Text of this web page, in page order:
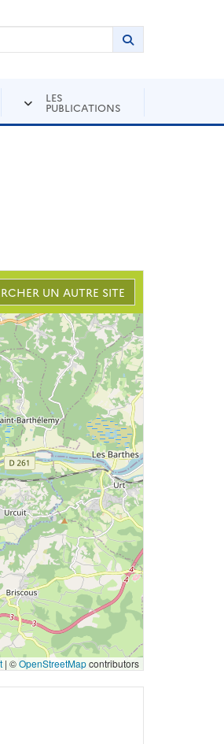
Inventaire Rechercher
Lancer la
LES
PUBLICATIONS
UN AUTRE SITE
| ©OpenStreetMapcontributors